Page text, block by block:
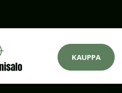
KAUPPA